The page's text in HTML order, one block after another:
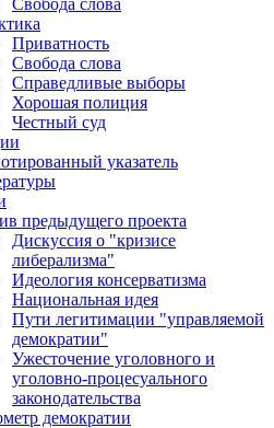
Свобода слова
Приватность
Свобода слова
Справедливые выборы
Хорошая полиция
Честный суд
указатель
предыдущего проекта
Дискуссия о "кризисе
либерализма"
Идеология консерватизма
Национальная идея
Пути легитимации "управляемой
демократии"
Ужесточение уголовного и
уголовно-процесуального
законодательства
демократии